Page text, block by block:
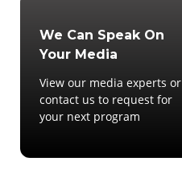
We Can Speak On
Your Media
View our media experts or
contact us to request for
your next program